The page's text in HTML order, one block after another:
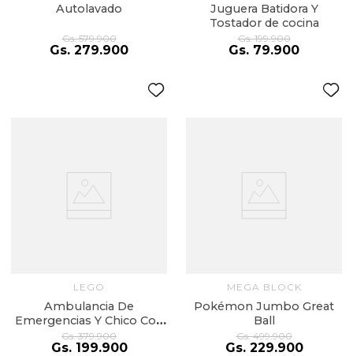
Autolavado
Gs. 579.900
Gs. 279.900
Juguera Batidora Y
Tostador de cocina
Gs. 199.900
Gs. 79.900
LEGO
Ambulancia De
Emergencias Y Chico Con
Snowboard
Gs. 379.900
Gs. 199.900
MEGA BLOCK
Pokémon Jumbo Great
Ball
Gs. 499.900
Gs. 229.900